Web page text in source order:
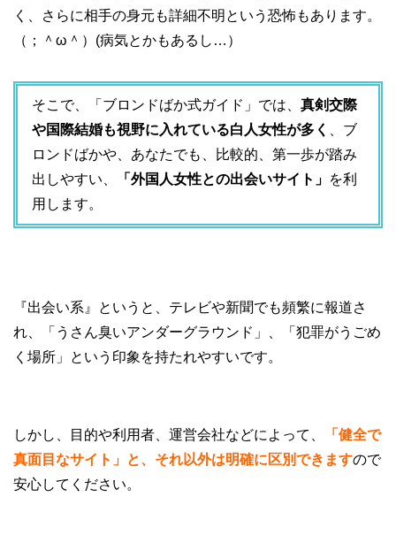
く、さらに相手の身元も詳細不明という恐怖もあります。
（；＾ω＾）(病気とかもあるし…）
そこで、「ブロンドばか式ガイド」では、 真剣交際
や国際結婚も視野に入れている白人女性が多く
、ブ
ロンドばかや、あなたでも、比較的、第一歩が踏み
出しやすい、
「外国人女性との出会いサイト」 を利
用します。
『出会い系』というと、テレビや新聞でも頻繁に報道さ
れ、「うさん臭いアンダーグラウンド」、「犯罪がうごめ
く場所」という印象を持たれやすいです。
しかし、目的や利用者、運営会社などによって、
「健全で
真面目なサイト」と、それ以外は明確に区別できますので
安心してください。